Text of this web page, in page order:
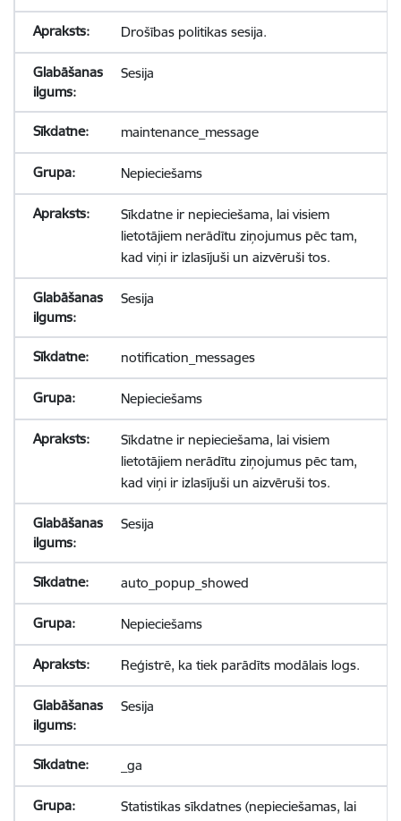
Drošības politikas sesija.
Sesija
maintenance_message
Nepieciešams
Sīkdatne ir nepieciešama, lai visiem
lietotājiem nerādītu ziņojumus pēc tam,
kad viņi ir izlasījuši un aizvēruši tos.
Sesija
notification_messages
Nepieciešams
Sīkdatne ir nepieciešama, lai visiem
lietotājiem nerādītu ziņojumus pēc tam,
kad viņi ir izlasījuši un aizvēruši tos.
Sesija
auto_popup_showed
Nepieciešams
Reģistrē, ka tiek parādīts modālais logs.
Sesija
_ga
Statistikas sīkdatnes (nepieciešamas, lai